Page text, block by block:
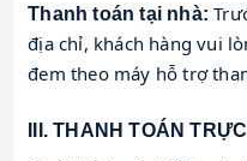
Thanh toán tại nhà:
địa chỉ, khách hàng vui
đem theo máy hỗ trợ
III. THANH TOÁN